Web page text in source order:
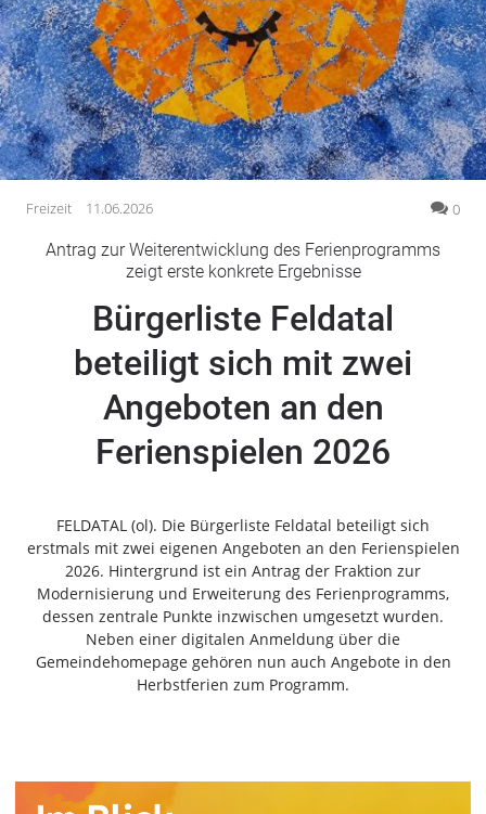
Gesundheit
Kultur
Lifestyle
Wirtschaft
Vogelsberg
Alsfeld
Lauterbach
Romrod
Homberg
Ohm
Schotten
Schlitz
Antrifttal
Gemünden
Grebenau
Grebenhain
Herbstein
Kirtorf
Lautertal
Wartenberg
Freizeit 11.06.2026 0
Antrag zur Weiterentwicklung des Ferienprogramms
zeigt erste konkrete Ergebnisse
Bürgerliste Feldatal
beteiligt sich mit zwei
Angeboten an den
Ferienspielen 2026
FELDATAL (ol). Die Bürgerliste Feldatal beteiligt sich
erstmals mit zwei eigenen Angeboten an den Ferienspielen
2026. Hintergrund ist ein Antrag der Fraktion zur
Modernisierung und Erweiterung des Ferienprogramms,
dessen zentrale Punkte inzwischen umgesetzt wurden.
Neben einer digitalen Anmeldung über die
Gemeindehomepage gehören nun auch Angebote in den
Herbstferien zum Programm.